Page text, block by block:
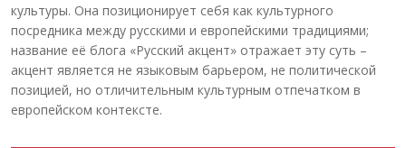
культуры. Она позиционирует себя как культурного
посредника между русскими и европейскими традициями;
название её блога «Русский акцент» отражает эту суть –
акцент является не языковым барьером, не политической
позицией, но отличительным культурным отпечатком в
европейском контексте.